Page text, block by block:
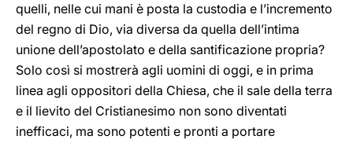
quelli, nelle cui mani è posta la custodia e l’incremento
del regno di Dio, via diversa da quella dell’intima
unione dell’apostolato e della santificazione propria?
Solo così si mostrerà agli uomini di oggi, e in prima
linea agli oppositori della Chiesa, che il sale della terra
e il lievito del Cristianesimo non sono diventati
inefficaci, ma sono potenti e pronti a portare